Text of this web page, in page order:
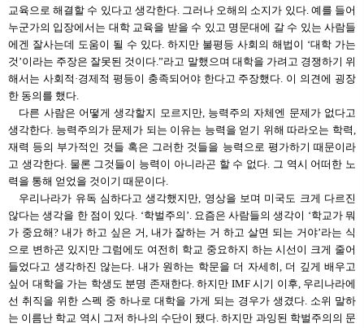
교육으로 해결할 수 있다고 생각한다. 그러나 오해의 소지가 있다. 예를 들어
누군가의 입장에서는 대학 교육을 받을 수 있고 명문대에 갈 수 있는 사람들
에겐 잘사는데 도움이 될 수 있다. 하지만 불평등 사회의 해법이 ‘대학 가는
것’이라는 주장은 잘못된 것이다.”라고 말했으며 대학을 가려고 경쟁하기 위
해서는 사회적·경제적 평등이 충족되어야 한다고 주장했다. 이 의견에 굉장
한 동의를 했다.
다른 사람은 어떻게 생각할지 모르지만, 능력주의 자체엔 문제가 없다고
생각한다. 능력주의가 문제가 되는 이유는 능력을 얻기 위해 따라오는 학력,
재력 등의 부가적인 것들 혹은 그러한 것들을 능력으로 평가하기 때문이라
고 생각한다. 물론 그것들이 능력이 아니라곤 할 수 없다. 그 역시 어떠한 노
력을 통해 얻었을 것이기 때문이다.
우리나라가 유독 심하다고 생각했지만, 영상을 보며 미국도 크게 다르진
않다는 생각을 한 점이 있다. ‘학벌주의’. 요즘은 사람들의 생각이 ‘학교가 뭐
가 중요해? 내가 하고 싶은 거, 내가 잘하는 거 하고 살면 되는 거야’라는 식
으로 변하곤 있지만 그럼에도 여전히 학교 중요하지 하는 시선이 크게 줄어
들었다고 생각하진 않는다. 내가 원하는 학문을 더 자세히, 더 깊게 배우고
싶어 대학을 가는 학생도 분명 존재한다. 하지만 IMF 시기 이후, 우리나라에
선 취직을 위한 스펙 중 하나로 대학을 가게 되는 경우가 생겼다. 소위 말하
는 이름난 학교 역시 그저 하나의 수단이 됐다. 하지만 과잉된 학벌주의의 문